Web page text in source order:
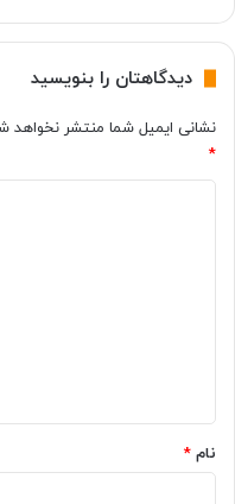
امن
به
صرفه؟
دیدگاهتان را بنویسید
نشانی ایمیل شما منتشر نخواهد
*
نام *